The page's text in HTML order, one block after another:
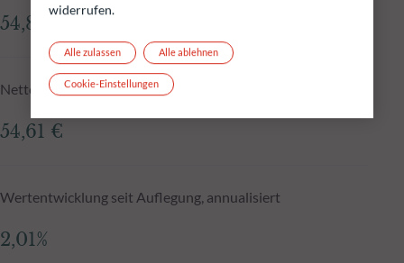
54,81 €
Nettoinventarwert N-1
54,61 €
Wertentwicklung seit Auflegung, annualisiert
2,01%
widerrufen.
Alle ablehnen
Alle zulassen
Cookie-Einstellungen